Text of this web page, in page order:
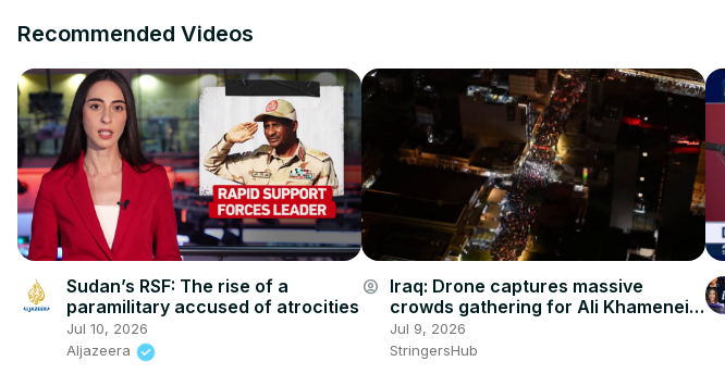
Recommended Videos
Sudan’s RSF: The rise of a
paramilitary accused of atrocities
Jul 10, 2026
Aljazeera
account_circle Iraq: Drone captures massive
crowds gathering for Ali Khamenei
funeral in Iraq's Karbala.
Jul 9, 2026
StringersHub